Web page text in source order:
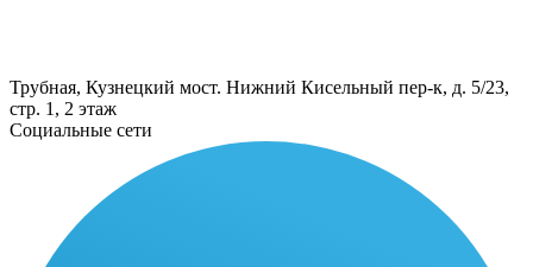
Трубная, Кузнецкий мост. Нижний Кисельный пер-к, д. 5/23,
стр. 1, 2 этаж
Социальные сети